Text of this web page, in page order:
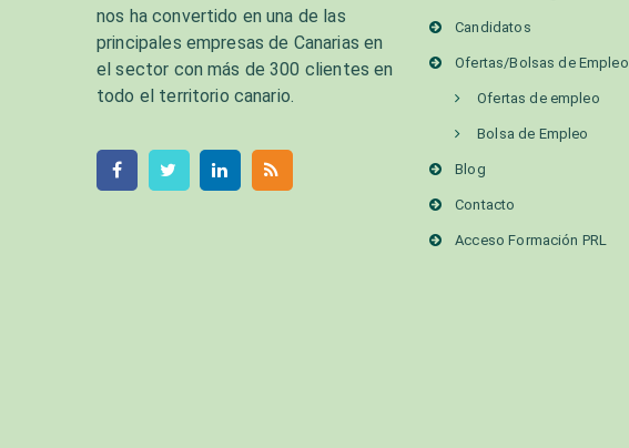
nos ha convertido en una de las
principales empresas de Canarias en
el sector con más de 300 clientes en
todo el territorio canario.
Candidatos
Ofertas/Bolsas de Empleo
Ofertas de empleo
Bolsa de Empleo
Blog
Contacto
Acceso Formación PRL